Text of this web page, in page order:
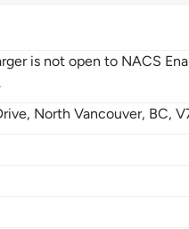
is not open to NACS
North Vancouver, BC,